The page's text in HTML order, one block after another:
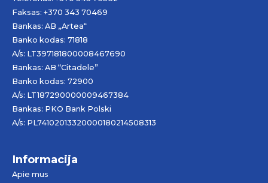
Faksas: +370 343 70469
Bankas: AB „Artea“
Banko kodas: 71818
A/s: LT397181800008467690
Bankas: AB “Citadele”
Banko kodas: 72900
A/s: LT187290000009467384
Bankas: PKO Bank Polski
A/s: PL74102013320000180214508313
Informacija
Apie mus